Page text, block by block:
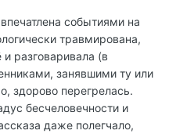
событиями на
травмирована,
разговаривала (в
занявшими ту или
здорово перегрелась.
бесчеловечности и
даже полегчало,